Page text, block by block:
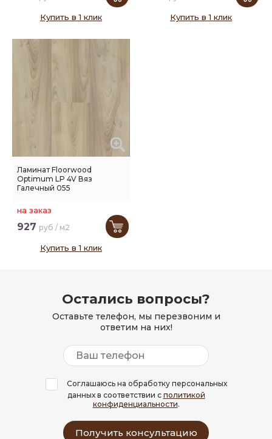
Купить в 1 клик Купить в 1 клик
Ламинат Floorwood
Optimum LP 4V Вяз
Галечный 055
на заказ
927 руб / м2
Купить в 1 клик
Остались вопросы?
Оставьте телефон, мы перезвоним и
ответим на них!
Соглашаюсь на обработку персональных
данных в соответствии с политикой
конфиденциальности.
Получить консультацию